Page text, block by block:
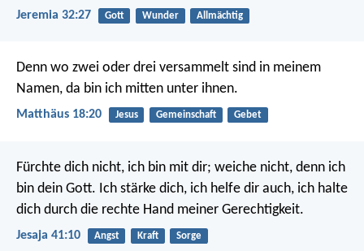
Jeremia 32:27 Gott Wunder Allmächtig
Denn wo zwei oder drei versammelt sind in meinem
Namen, da bin ich mitten unter ihnen.
Matthäus 18:20 Jesus Gemeinschaft Gebet
Fürchte dich nicht, ich bin mit dir; weiche nicht, denn ich
bin dein Gott. Ich stärke dich, ich helfe dir auch, ich halte
dich durch die rechte Hand meiner Gerechtigkeit.
Jesaja 41:10 Angst Kraft Sorge